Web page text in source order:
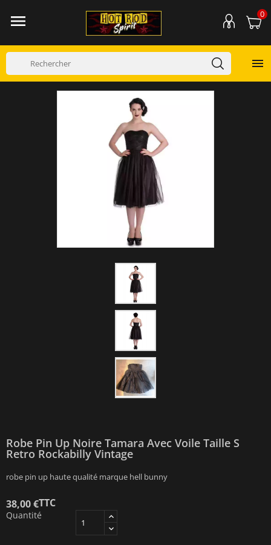
 0

Robe Pin Up Noire Tamara Avec Voile Taille S
Retro Rockabilly Vintage
robe pin up haute qualité marque hell bunny
38,00 €TTC
Quantité